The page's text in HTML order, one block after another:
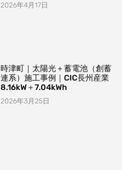
2026年4月17日
時津町｜太陽光＋蓄電池（創蓄
連系）施工事例｜CIC長州産業
8.16kW＋7.04kWh
2026年3月25日